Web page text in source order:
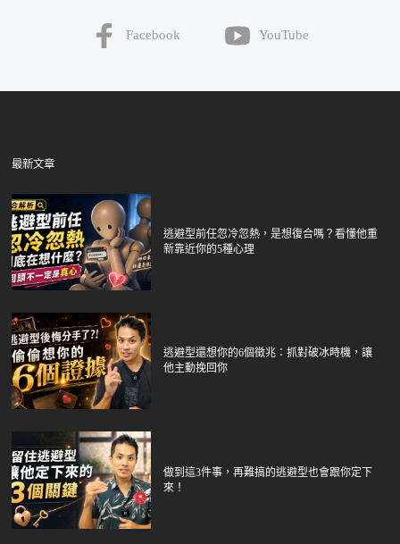
Facebook YouTube
最新文章
逃避型前任忽冷忽熱，是想復合嗎？看懂他重
新靠近你的5種心理
逃避型還想你的6個徵兆：抓對破冰時機，讓
他主動挽回你
做到這3件事，再難搞的逃避型也會跟你定下
來！